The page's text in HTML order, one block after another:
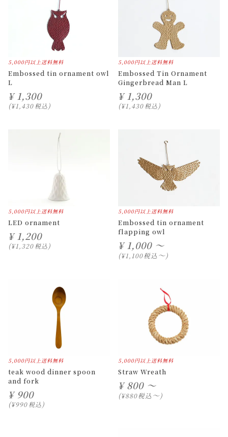
5,000円以上送料無料
Embossed tin ornament owl
L
¥ 1,300
¥1,430税込
5,000円以上送料無料
Embossed Tin Ornament
Gingerbread Man L
¥ 1,300
¥1,430税込
5,000円以上送料無料
LED ornament
¥ 1,200
¥1,320税込
5,000円以上送料無料
Embossed tin ornament
flapping owl
¥ 1,000 ～
¥1,100税込〜
5,000円以上送料無料
teak wood dinner spoon
and fork
¥ 900
¥990税込
5,000円以上送料無料
Straw Wreath
¥ 800 ～
¥880税込〜